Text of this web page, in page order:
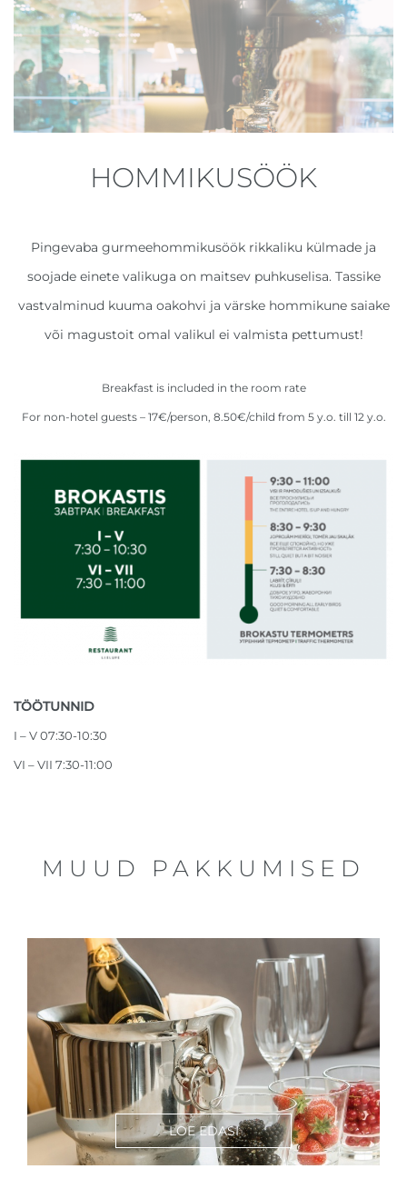
HOMMIKUSÖÖK
Pingevaba gurmeehommikusöök rikkaliku külmade ja
soojade einete valikuga on maitsev puhkuselisa. Tassike
vastvalminud kuuma oakohvi ja värske hommikune saiake
või magustoit omal valikul ei valmista pettumust!
Breakfast is included in the room rate
For non-hotel guests – 17€/person, 8.50€/child from 5 y.o. till 12 y.o.
TÖÖTUNNID
I – V 07:30-10:30
VI – VII 7:30-11:00
MUUD PAKKUMISED
LOE EDASI